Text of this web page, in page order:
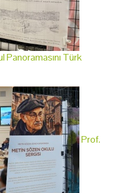
Panoramasını Türk
Prof.